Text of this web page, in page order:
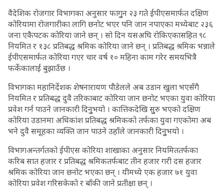
वैदेशिक रोजगार विभागका अनुसार फागुुन २३ गते ईपीएसमार्फत दक्षिण
कोरियामा रोजगारीका लागि छनोट भएर पनि जान नपाएका मध्येबाट २३६
जना एकैपटक कोरिया जाने छन् । सो दिन यसअघि रोकिएकासहित ९८
नियमित र १३८ प्रतिबद्ध श्रमिक कोरिया जाने छन् । प्रतिबद्ध श्रमिक भन्नाले
ईपीएसमार्फत कोरिया गएर चार वर्ष १० महिना काम गरेर समयभित्रै
फर्केकालाई बुझाउँछ ।
विभागका महानिर्देशक शेषनारायण पौडेलले अब उडान खुला भएसँगै
नियमित र प्रतिबद्ध दुवै तरिकाबाट कोरिया जान छनोट भएका युवा कोरिया
प्रवेश गर्न पाउने जानकारी दिनुुभयो । कात्तिकदेखि सुुरु भएको दक्षिण
कोरिया उडानमा अधिकांश प्रतिबद्ध श्रमिकको तर्फका युवा गएकोमा अब
भने दुवै समूहका व्यक्ति जान पाउने उहाँले जानकारी दिनुुभयो ।
विभागअन्तर्गतको ईपीएस कोरिया शाखाका अनुसार नियमिततर्फका
करिब सात हजार र प्रतिबद्ध श्रमिकतर्फबाट तीन हजार गरी दस हजार
श्रमिक कोरिया जान छनोट भएका छन् । यीमध्ये एक हजार ७१ युवा
कोरिया प्रवेश गरिसकेको र बाँकी जाने प्रतीक्षा छन् ।